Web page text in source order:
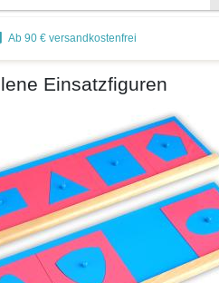
Ab 90 € versandkostenfrei
Einsatzfiguren